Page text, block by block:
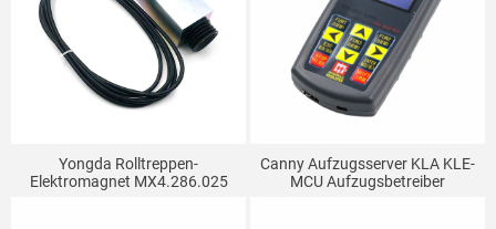
Yongda Rolltreppen-
Elektromagnet MX4.286.025
Canny Aufzugsserver KLA KLE-
MCU Aufzugsbetreiber